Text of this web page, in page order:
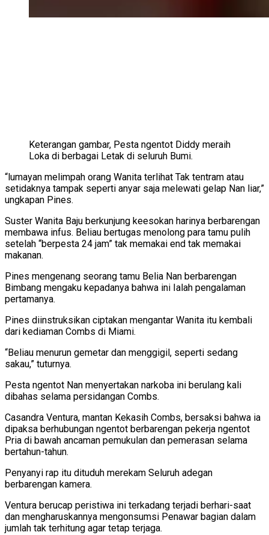
Keterangan gambar, Pesta ngentot Diddy meraih
Loka di berbagai Letak di seluruh Bumi.
“lumayan melimpah orang Wanita terlihat Tak tentram atau
setidaknya tampak seperti anyar saja melewati gelap Nan liar,”
ungkapan Pines.
Suster Wanita Baju berkunjung keesokan harinya berbarengan
membawa infus. Beliau bertugas menolong para tamu pulih
setelah “berpesta 24 jam” tak memakai end tak memakai
makanan.
Pines mengenang seorang tamu Belia Nan berbarengan
Bimbang mengaku kepadanya bahwa ini Ialah pengalaman
pertamanya.
Pines diinstruksikan ciptakan mengantar Wanita itu kembali
dari kediaman Combs di Miami.
“Beliau menurun gemetar dan menggigil, seperti sedang
sakau,” tuturnya.
Pesta ngentot Nan menyertakan narkoba ini berulang kali
dibahas selama persidangan Combs.
Casandra Ventura, mantan Kekasih Combs, bersaksi bahwa ia
dipaksa berhubungan ngentot berbarengan pekerja ngentot
Pria di bawah ancaman pemukulan dan pemerasan selama
bertahun-tahun.
Penyanyi rap itu dituduh merekam Seluruh adegan
berbarengan kamera.
Ventura berucap peristiwa ini terkadang terjadi berhari-saat
dan mengharuskannya mengonsumsi Penawar bagian dalam
jumlah tak terhitung agar tetap terjaga.